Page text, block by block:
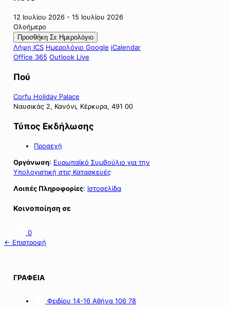
12 Ιουλίου 2026 - 15 Ιουλίου 2026
Ολοήμερο
Προσθήκη Σε Ημερολόγιο
Λήψη ICS Ημερολόγιο Google iCalendar
Office 365 Outlook Live
Πού
Corfu Holiday Palace
Ναυσικάς 2, Κανόνι, Κέρκυρα, 491 00
Τύπος Εκδήλωσης
Προσεχή
Οργάνωση: Ευρωπαϊκό Συμβούλιο για την
Υπολογιστική στις Κατασκευές
Λοιπές Πληροφορίες: Ιστοσελίδα
Κοινοποίηση σε
0
← Επιστροφή
ΓΡΑΦΕΙΑ
Φειδίου 14-16 Αθήνα 106 78